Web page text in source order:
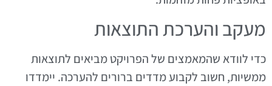
מעקב והערכת התוצאות
כדי לוודא שהמאמצים של הפרויקט מביאים לתוצאות
ממשיות, חשוב לקבוע מדדים ברורים להערכה. יימדדו